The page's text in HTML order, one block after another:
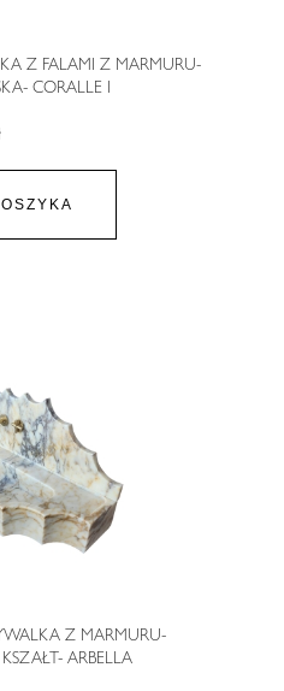
Z FALAMI Z MARMURU-
CORALLE I
Z MARMURU-
ARBELLA